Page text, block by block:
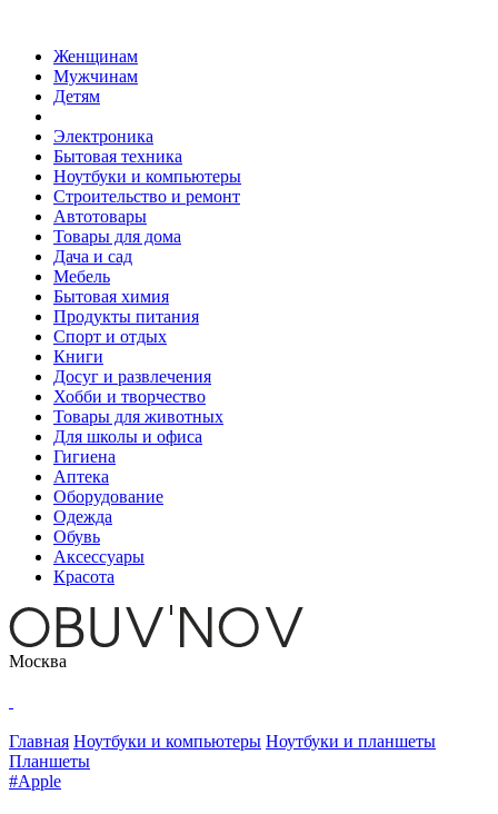
Женщинам
Мужчинам
Детям
Электроника
Бытовая техника
Ноутбуки и компьютеры
Строительство и ремонт
Автотовары
Товары для дома
Дача и сад
Мебель
Бытовая химия
Продукты питания
Спорт и отдых
Книги
Досуг и развлечения
Хобби и творчество
Товары для животных
Для школы и офиса
Гигиена
Аптека
Оборудование
Одежда
Обувь
Аксессуары
Красота
Москва
Главная Ноутбуки и компьютеры Ноутбуки и планшеты
Планшеты
#Apple